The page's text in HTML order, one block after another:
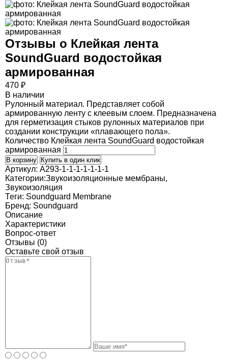
Отзывы о Клейкая лента
SoundGuard водостойкая
армированная
470 ₽
В наличии
Рулонный материал. Представляет собой
армированную ленту с клеевым слоем. Предназначена
для герметизация стыков рулонных материалов при
создании конструкции «плавающего пола».
Количество Клейкая лента SoundGuard водостойкая
армированная
В корзину Купить в один клик
Артикул: A293-1-1-1-1-1-1-1
Категории:Звукоизоляционные мембраны,
Звукоизоляция
Теги: Soundguard Membrane
Бренд: Soundguard
Описание
Характеристики
Вопрос-ответ
Отзывы (0)
Оставьте свой отзыв